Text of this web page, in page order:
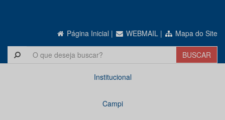
Página Inicial | WEBMAIL | Mapa do Site
Institucional
Campi